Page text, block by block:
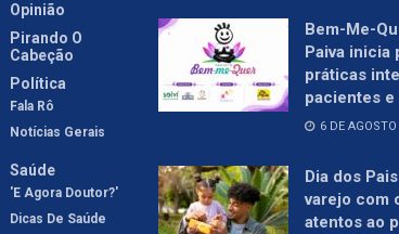
Opinião
Pirando O
Cabeção
Política
Fala Rô
Notícias Gerais
Saúde
'E Agora Doutor?'
Dicas De Saúde
Bem-Me-
Paiva inicia
práticas
pacientes
6 DE
Dia dos
varejo com
atentos ao